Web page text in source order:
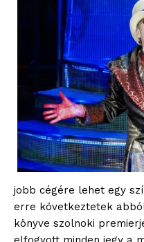
jobb cégére lehet egy
erre következtetek
könyve szolnoki